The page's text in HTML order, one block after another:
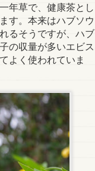
年草で、健康茶とし
す。本来はハブソウ
るそうですが、ハブ
の収量が多いエビス
よく使われていま